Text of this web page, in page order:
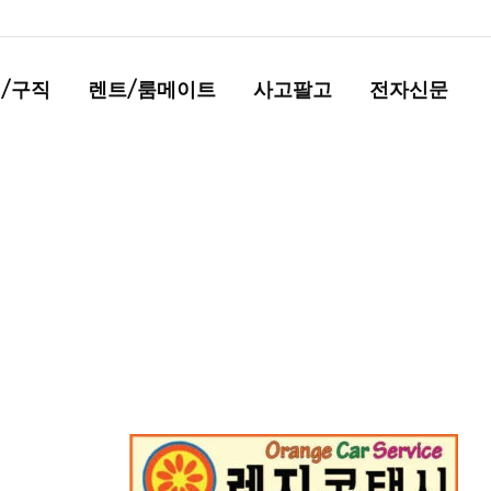
구직 렌트/룸메이트 사고팔고 전자신문